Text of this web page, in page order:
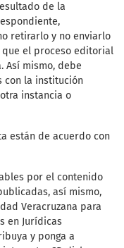
de la
retirarlo y no enviarlo
el proceso editorial
Así mismo, debe
con la institución
instancia o
están de acuerdo con
por el contenido
así mismo,
Veracruzana para
en Jurídicas
y ponga a